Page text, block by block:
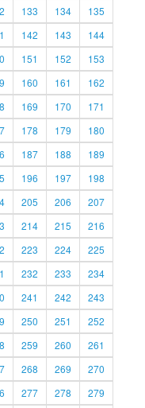
133 134
135
142 143
144
151 152
153
160 161
162
169 170
171
178 179
180
187 188
189
196 197
198
205 206
207
214 215
216
223 224
225
232 233
234
241 242
243
250 251
252
259 260
261
268 269
270
277 278 279